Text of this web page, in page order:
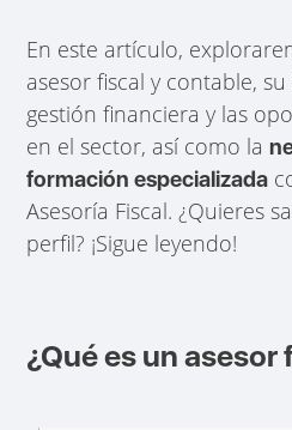
En este artículo,
asesor fiscal y contable,
gestión financiera y las
en el sector, así como la
formación especializada
Asesoría Fiscal. ¿Quieres
perfil? ¡Sigue leyendo!
¿Qué es un asesor